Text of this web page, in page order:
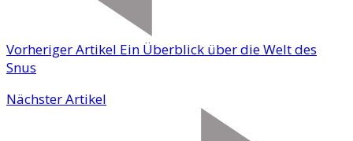
Vorheriger Artikel Ein Überblick über die Welt des
Snus
Nächster Artikel